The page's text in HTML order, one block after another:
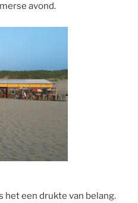
avond.
het een drukte van belang.